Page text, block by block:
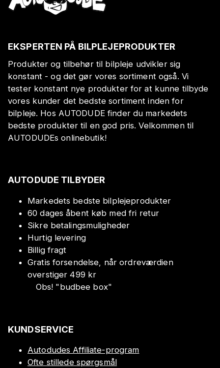
EKSPERTEN PÅ BILPLEJEPRODUKTER
Produkter og tilbehør til bilpleje udvikler sig
konstant - og det gør vores sortiment også. Vi
tester konstant nye produkter for at kunne tilbyde
vores kunder det bedste sortiment inden for
bilpleje. Hos AUTODUDE finder du markedets
bedste produkter til en god pris. Velkommen til
AUTODUDEs onlinebutik!
AUTODUDE TILBYDER
Markedets bedste bilplejeprodukter
60 dages åbent køb med fri retur
Sikre betalingsmuligheder
Hurtig levering
Billig fragt
Gratis forsendelse, når ordreværdien
overstiger 499 kr
Obs! "budbee box"
KUNDSERVICE
Autodudes Affiliate-program
Ofte stillede spørgsmål